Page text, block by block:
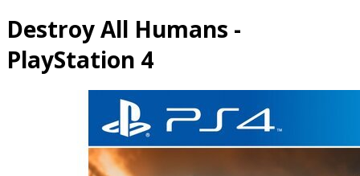
Destroy All Humans -
PlayStation 4